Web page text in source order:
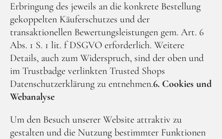
Erbringung des jeweils an die konkrete Bestellung
gekoppelten Käuferschutzes und der
transaktionellen Bewertungsleistungen gem. Art. 6
Abs. 1 S. 1 lit. f DSGVO erforderlich. Weitere
Details, auch zum Widerspruch, sind der oben und
im Trustbadge verlinkten Trusted Shops
Datenschutzerklärung zu entnehmen.6. Cookies und
Webanalyse
Um den Besuch unserer Website attraktiv zu
gestalten und die Nutzung bestimmter Funktionen